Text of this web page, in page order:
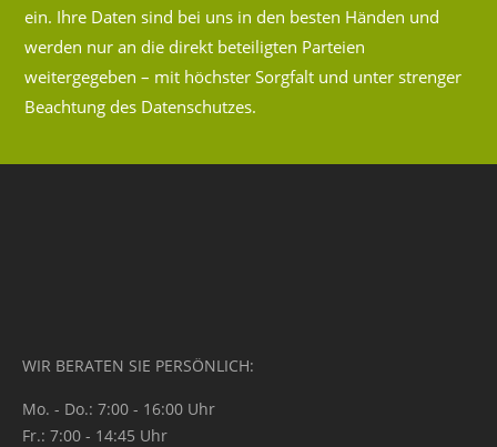
ein. Ihre Daten sind bei uns in den besten Händen und
werden nur an die direkt beteiligten Parteien
weitergegeben – mit höchster Sorgfalt und unter strenger
Beachtung des Datenschutzes.
WIR BERATEN SIE PERSÖNLICH:
Mo. - Do.: 7:00 - 16:00 Uhr
Fr.: 7:00 - 14:45 Uhr